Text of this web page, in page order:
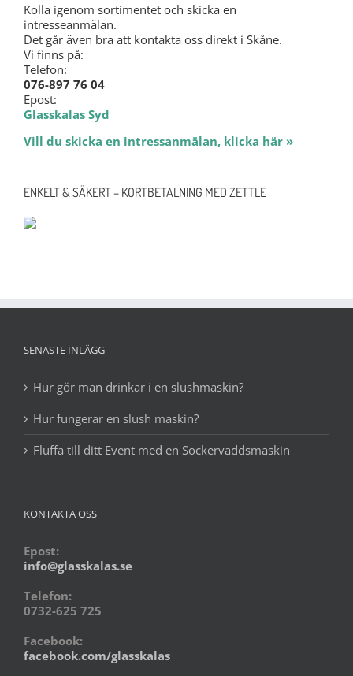
Kolla igenom sortimentet och skicka en
intresseanmälan.
Det går även bra att kontakta oss direkt i Skåne.
Vi finns på:
Telefon:
076-897 76 04
Epost:
Glasskalas Syd
Vill du skicka en intressanmälan, klicka här »
ENKELT & SÄKERT – KORTBETALNING MED ZETTLE
SENASTE INLÄGG
Hur gör man drinkar i en slushmaskin?
Hur fungerar en slush maskin?
Fluffa till ditt Event med en Sockervaddsmaskin
KONTAKTA OSS
Epost:
info@glasskalas.se
Telefon:
0732-625 725
Facebook:
facebook.com/glasskalas